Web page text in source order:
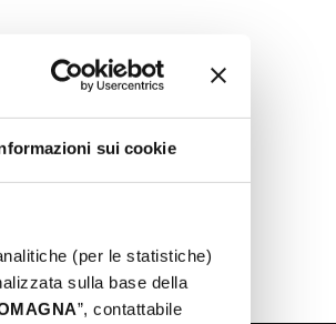
sui cookie
(per le statistiche)
sulla base della
”, contattabile